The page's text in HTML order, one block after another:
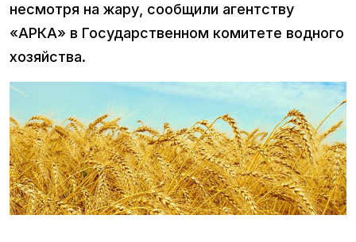
несмотря на жару, сообщили агентству
«АРКА» в Государственном комитете водного
хозяйства.